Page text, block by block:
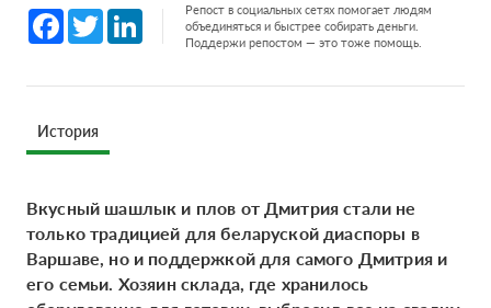
Facebook
Twitter LinkedInРепост в социальных сетях помогает людям
объединяться и быстрее собирать деньги.
Поддержи репостом — это тоже помощь.
История
Вкусный шашлык и плов от Дмитрия стали не
только традицией для беларуской диаспоры в
Варшаве, но и поддержкой для самого Дмитрия и
его семьи. Хозяин склада, где хранилось